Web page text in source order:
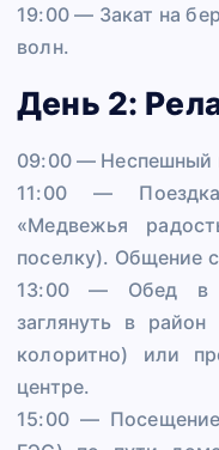
19:00 — Закат на
волн.
День 2:
09:00 — Неспешный
11:00 —
«Медвежья
поселку). Общение
13:00 — Обед в
заглянуть в
колоритно) или
центре.
15:00 —